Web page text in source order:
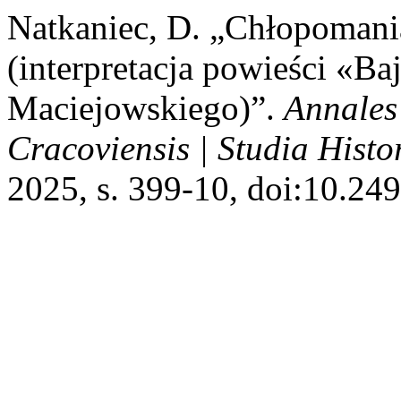
Natkaniec, D.
(interpretacja powieści
Maciejowskiego)”.
Cracoviensis | Studia
2025, s. 399-10,